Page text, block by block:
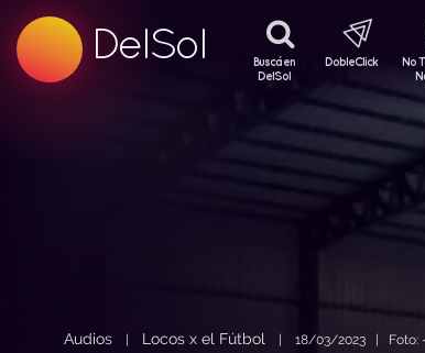
DelSol
99.5 FM
Buscá en
DelSol
DobleClick
No
Audios| Locos x el Fútbol | 18/03/2023 | Foto: